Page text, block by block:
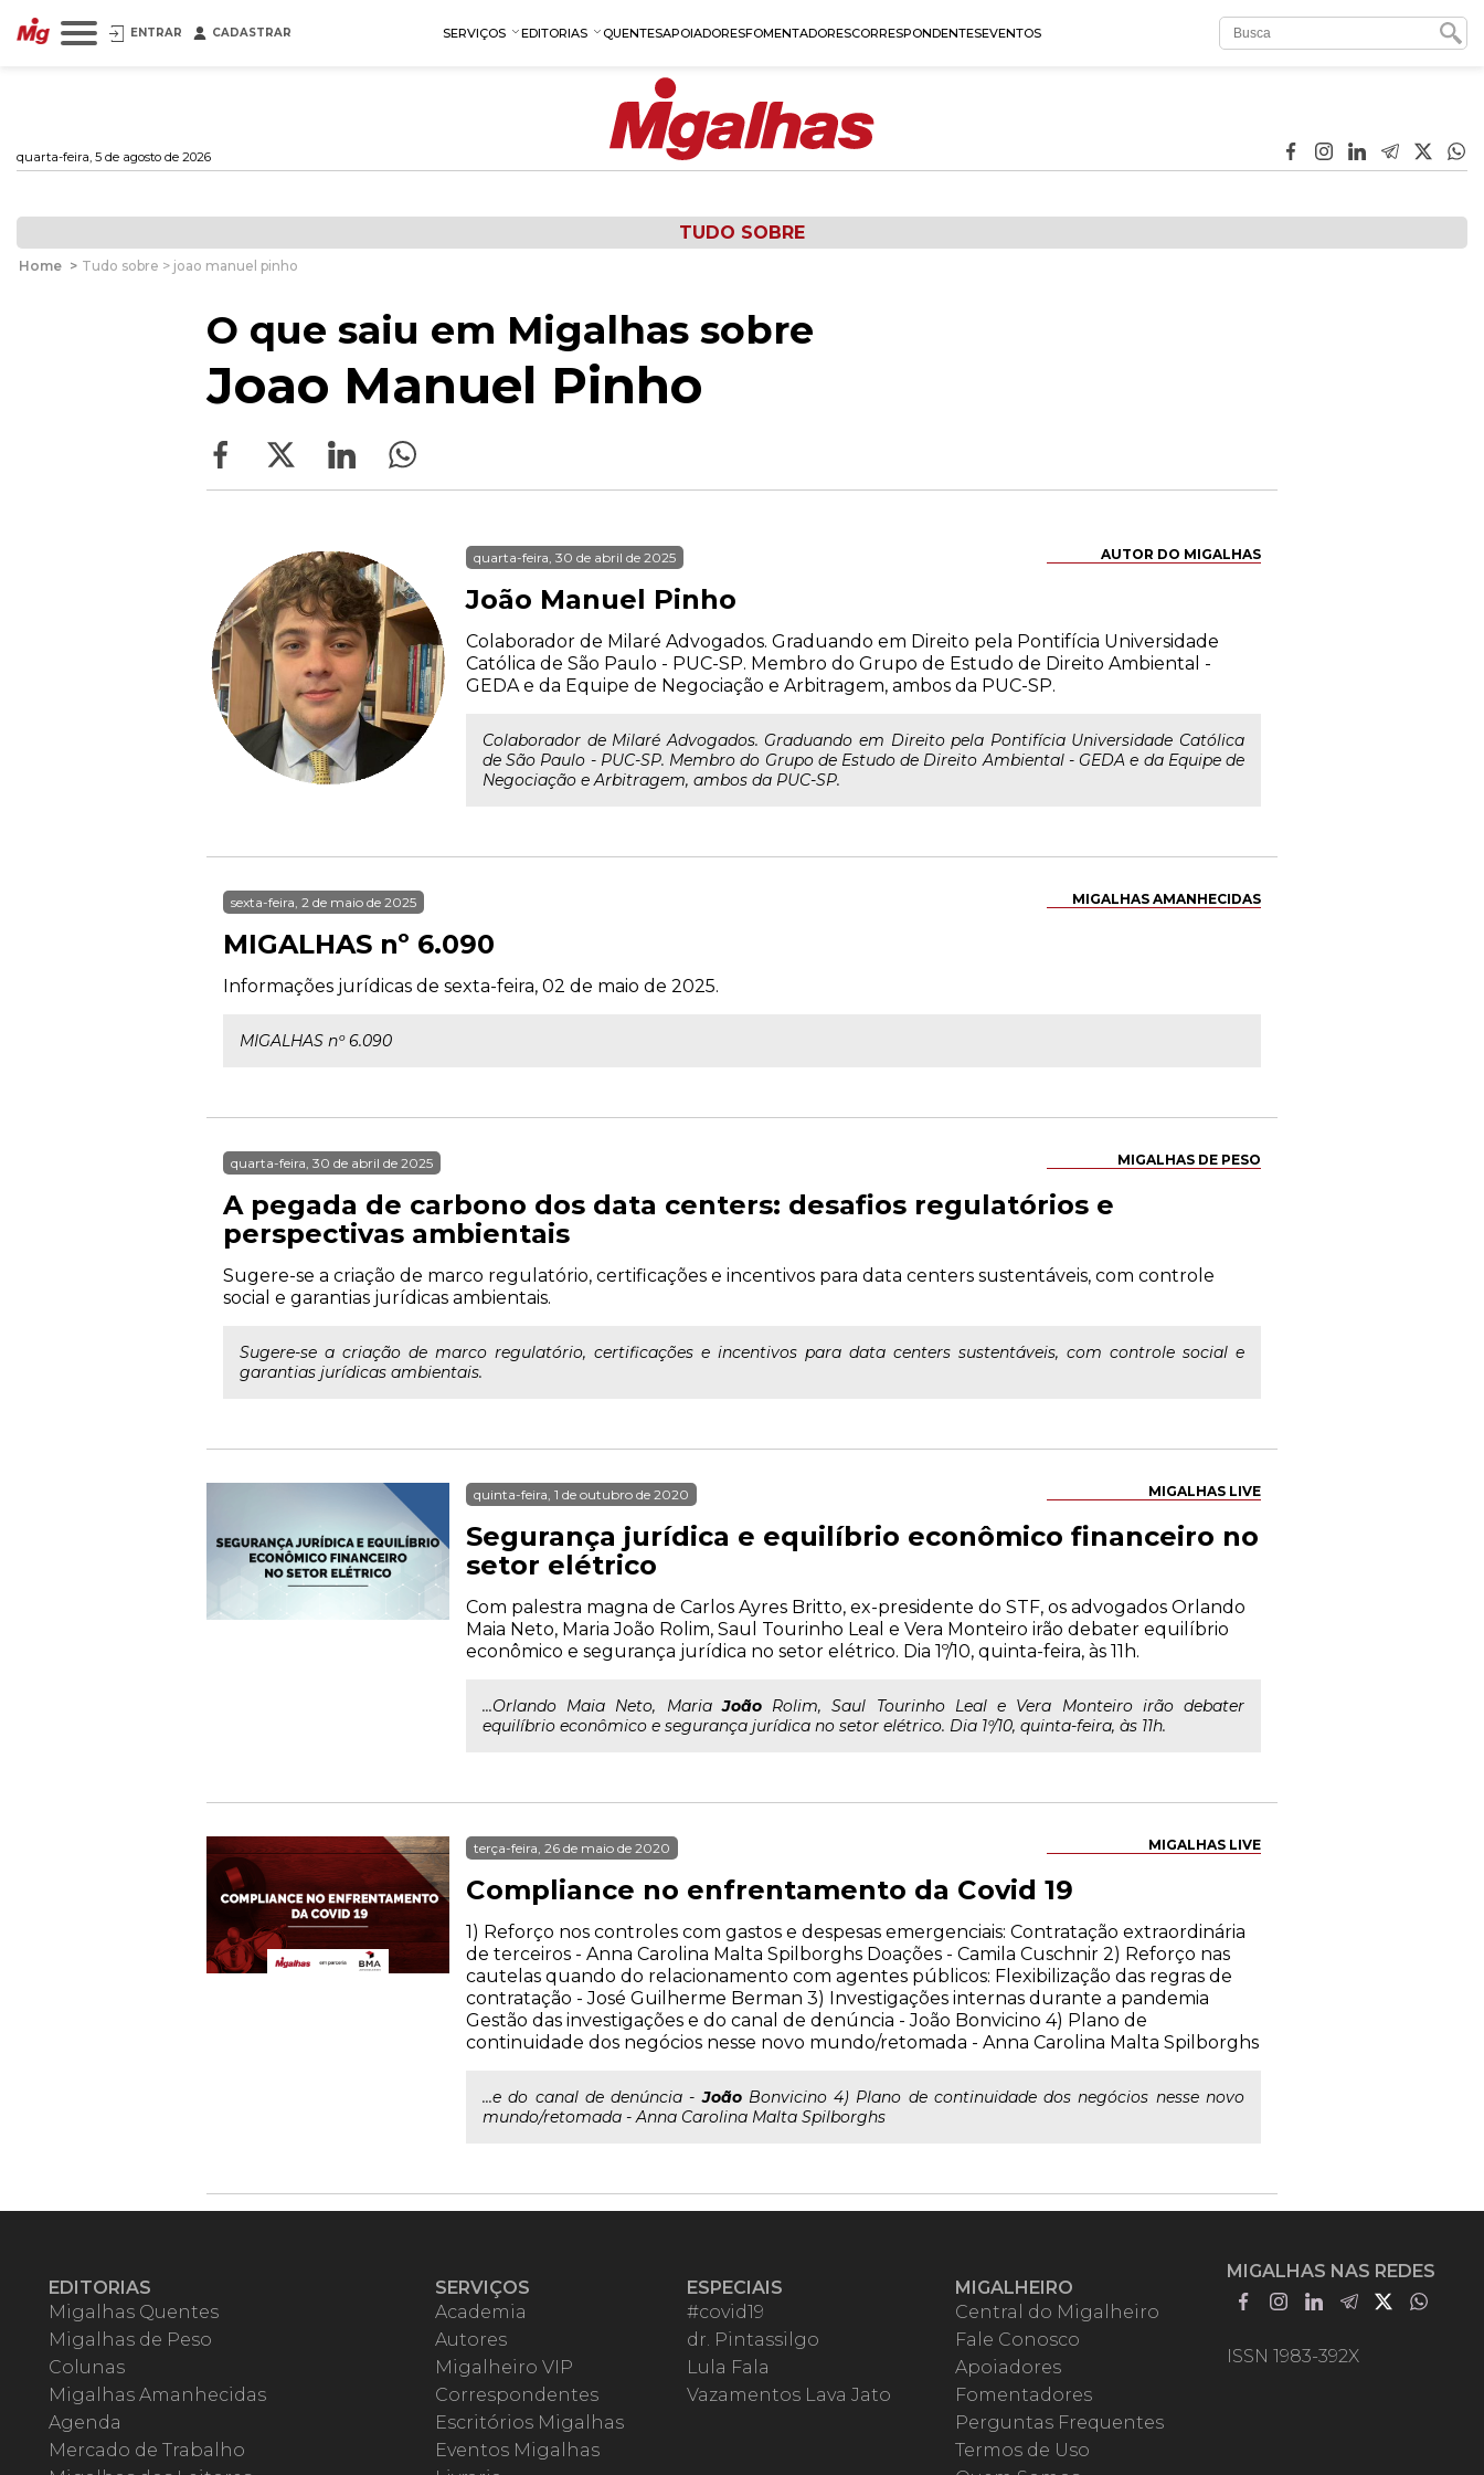
ENTRAR CADASTRAR SERVIÇOS EDITORIAS QUENTESAPOIADORESFOMENTADORESCORRESPONDENTESEVENTOS
quarta-feira, 5 de agosto de 2026
TUDO SOBRE
Home > Tudo sobre > joao manuel pinho
O que saiu em Migalhas sobre
Joao Manuel Pinho
AUTOR DO MIGALHAS
quarta-feira, 30 de abril de 2025
João Manuel Pinho
Colaborador de Milaré Advogados. Graduando em Direito pela Pontifícia Universidade
Católica de São Paulo - PUC-SP. Membro do Grupo de Estudo de Direito Ambiental -
GEDA e da Equipe de Negociação e Arbitragem, ambos da PUC-SP.
Colaborador de Milaré Advogados. Graduando em Direito pela Pontifícia Universidade Católica
de São Paulo - PUC-SP. Membro do Grupo de Estudo de Direito Ambiental - GEDA e da Equipe de
Negociação e Arbitragem, ambos da PUC-SP.
MIGALHAS AMANHECIDAS
sexta-feira, 2 de maio de 2025
MIGALHAS nº 6.090
Informações jurídicas de sexta-feira, 02 de maio de 2025.
MIGALHAS nº 6.090
MIGALHAS DE PESO
quarta-feira, 30 de abril de 2025
A pegada de carbono dos data centers: desafios regulatórios e
perspectivas ambientais
Sugere-se a criação de marco regulatório, certificações e incentivos para data centers sustentáveis, com controle
social e garantias jurídicas ambientais.
Sugere-se a criação de marco regulatório, certificações e incentivos para data centers sustentáveis, com controle social e
garantias jurídicas ambientais.
MIGALHAS LIVE
quinta-feira, 1 de outubro de 2020
Segurança jurídica e equilíbrio econômico financeiro no
setor elétrico
Com palestra magna de Carlos Ayres Britto, ex-presidente do STF, os advogados Orlando
Maia Neto, Maria João Rolim, Saul Tourinho Leal e Vera Monteiro irão debater equilíbrio
econômico e segurança jurídica no setor elétrico. Dia 1º/10, quinta-feira, às 11h.
...Orlando Maia Neto, MariaJoãoRolim, Saul Tourinho Leal e Vera Monteiro irão debater
equilíbrio econômico e segurança jurídica no setor elétrico. Dia 1º/10, quinta-feira, às 11h.
MIGALHAS LIVE
terça-feira, 26 de maio de 2020
Compliance no enfrentamento da Covid 19
1) Reforço nos controles com gastos e despesas emergenciais: Contratação extraordinária
de terceiros - Anna Carolina Malta Spilborghs Doações - Camila Cuschnir 2) Reforço nas
cautelas quando do relacionamento com agentes públicos: Flexibilização das regras de
contratação - José Guilherme Berman 3) Investigações internas durante a pandemia
Gestão das investigações e do canal de denúncia - João Bonvicino 4) Plano de
continuidade dos negócios nesse novo mundo/retomada - Anna Carolina Malta Spilborghs
...e do canal de denúncia -JoãoBonvicino 4) Plano de continuidade dos negócios nesse novo
mundo/retomada - Anna Carolina Malta Spilborghs
EDITORIAS
Migalhas Quentes
Migalhas de Peso
Colunas
Migalhas Amanhecidas
Agenda
Mercado de Trabalho
SERVIÇOS
Academia
Autores
Migalheiro VIP
Correspondentes
Escritórios Migalhas
Eventos Migalhas
ESPECIAIS
#covid19
dr. Pintassilgo
Lula Fala
Vazamentos Lava Jato
MIGALHEIRO
Central do Migalheiro
Fale Conosco
Apoiadores
Fomentadores
Perguntas Frequentes
Termos de Uso
MIGALHAS NAS REDES
ISSN 1983-392X